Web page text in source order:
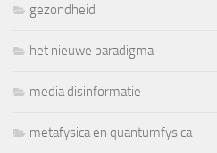
gezondheid
het nieuwe paradigma
media disinformatie
metafysica en quantumfysica